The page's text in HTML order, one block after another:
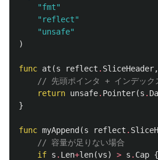
"fmt"
"reflect"
"unsafe"
)
func at (s reflect . SliceHeader,
// 先頭ポインタ + インデッ
return unsafe. Pointer(s .
}
func myAppend(s reflect .
// 容量が足りない場合
if s . Len+len(vs) > s . Cap {